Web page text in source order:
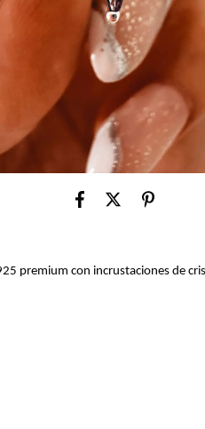
premium con incrustaciones de